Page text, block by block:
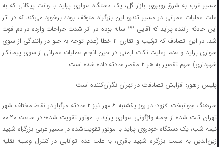
مسیر غرب به شرق روبروی بازار گل، یک دستگاه سواری پراید با وانت پیکانی که به
علت عملیات عمرانی در مسیر تندرو این بزرگراه متوقف بوده برخورد می‌کند که در اثر
این حادثه راننده پراید که آقایی ۲۲ ساله بوده در اثر شدت جراحات وارده در دم فوت
شد. در این تصادف که ترکیب و تقارن ۲ خطا (عدم توجه به جلو در رانندگی از سوی
سواری پراید و عدم رعایت نکات ایمنی در حین انجام عملیات عمرانی از سوی پیمانکار
شهرداری) سهم تقصیر به هر ۲ مقصر حادثه داده شده است.
پلیس راهور: افزایش تصادفات در تهران نگران‌کننده است
سرهنگ جوانبخت افزود: در روز یکشنبه ۶ مهر نیز ۲ حادثه مرگبار در نقاط مختلف شهر
تهران ثبت شده از جمله واژگونی سواری پراید با موتور تقویت شده؛ در ساعت ۰۰:۲۰
نیمه شب، یک دستگاه خودروی پراید با موتور تقویت‌شده در مسیر غربی بزرگراه شهید
زین‌الدین به سمت بزرگراه شهید باقری، به علت عدم توانایی در کنترل وسیله نقلیه